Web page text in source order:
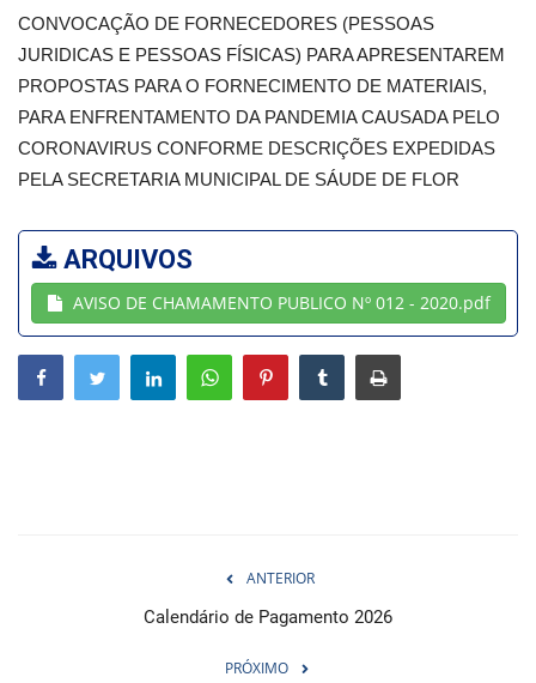
Secretarias e Órgãos
Mural de Licitações
Notícias
Webmail
Contato
CONVOCAÇÃO DE FORNECEDORES (PESSOAS
JURIDICAS E PESSOAS FÍSICAS) PARA APRESENTAREM
PROPOSTAS PARA O FORNECIMENTO DE MATERIAIS,
PARA ENFRENTAMENTO DA PANDEMIA CAUSADA PELO
CORONAVIRUS CONFORME DESCRIÇÕES EXPEDIDAS
PELA SECRETARIA MUNICIPAL DE SÁUDE DE FLOR
ARQUIVOS
AVISO DE CHAMAMENTO PUBLICO Nº 012 - 2020.pdf
ANTERIOR
Calendário de Pagamento 2026
PRÓXIMO